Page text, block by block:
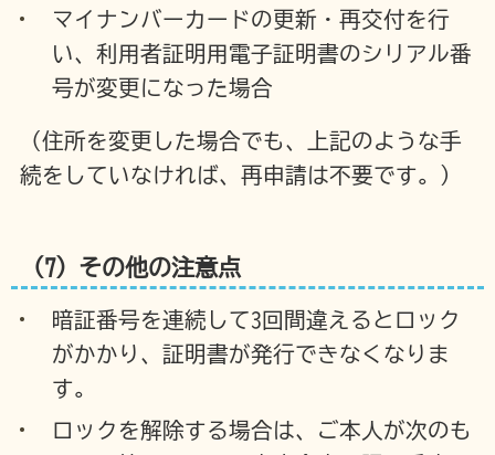
マイナンバーカードの更新・再交付を行
い、利用者証明用電子証明書のシリアル番
号が変更になった場合
（住所を変更した場合でも、上記のような手
続をしていなければ、再申請は不要です。）
（7）その他の注意点
暗証番号を連続して3回間違えるとロック
がかかり、証明書が発行できなくなりま
す。
ロックを解除する場合は、ご本人が次のも